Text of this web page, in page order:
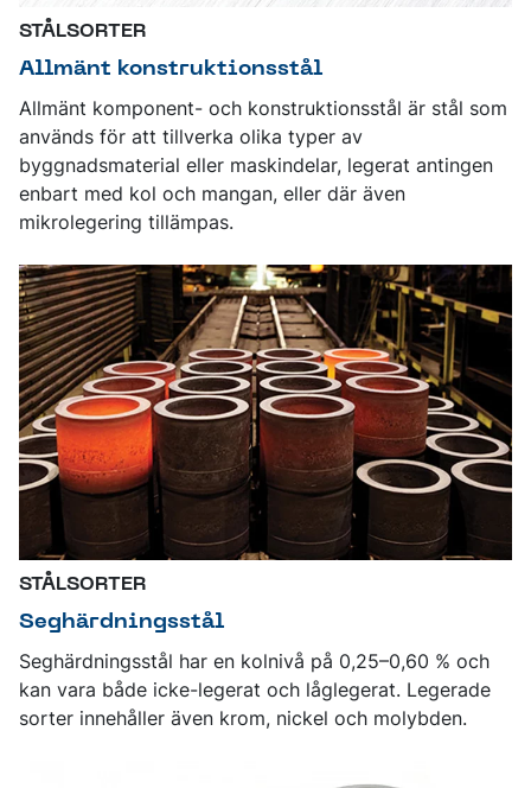
STÅLSORTER
Allmänt konstruktionsstål
Allmänt komponent- och konstruktionsstål är stål som
används för att tillverka olika typer av
byggnadsmaterial eller maskindelar, legerat antingen
enbart med kol och mangan, eller där även
mikrolegering tillämpas.
STÅLSORTER
Seghärdningsstål
Seghärdningsstål har en kolnivå på 0,25–0,60 % och
kan vara både icke-legerat och låglegerat. Legerade
sorter innehåller även krom, nickel och molybden.